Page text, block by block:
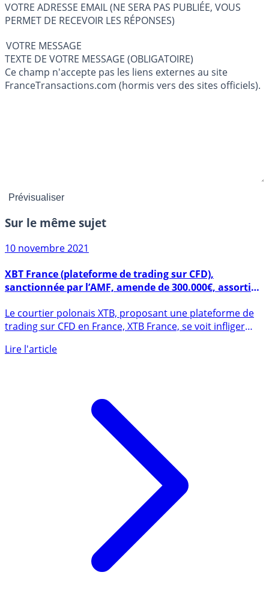
VOTRE ADRESSE EMAIL (NE SERA PAS PUBLIÉE, VOUS
PERMET DE RECEVOIR LES RÉPONSES)
VOTRE MESSAGE
TEXTE DE VOTRE MESSAGE (OBLIGATOIRE)
Ce champ n'accepte pas les liens externes au site
FranceTransactions.com (hormis vers des sites officiels).
Sur le même sujet
10 novembre 2021
sanctionnée par l’AMF, amende de 300.000€, assortie
d’un avertissement
trading sur CFD en France, XTB France, se voit infliger